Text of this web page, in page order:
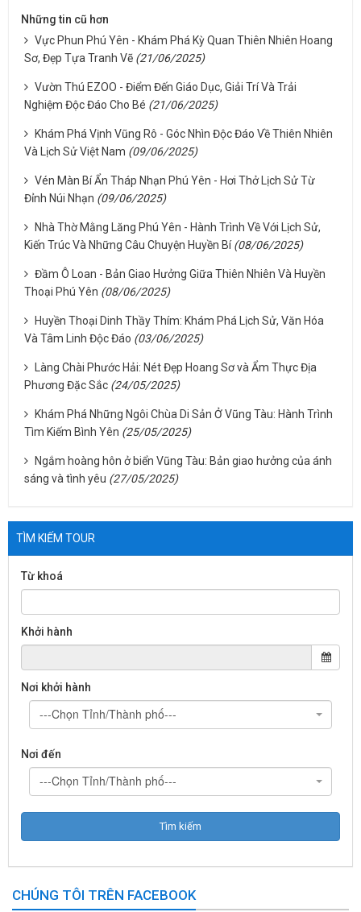
Những tin cũ hơn
Vực Phun Phú Yên - Khám Phá Kỳ Quan Thiên Nhiên Hoang
Sơ, Đẹp Tựa Tranh Vẽ (21/06/2025)
Vườn Thú EZOO - Điểm Đến Giáo Dục, Giải Trí Và Trải
Nghiệm Độc Đáo Cho Bé (21/06/2025)
Khám Phá Vịnh Vũng Rô - Góc Nhìn Độc Đáo Về Thiên Nhiên
Và Lịch Sử Việt Nam (09/06/2025)
Vén Màn Bí Ẩn Tháp Nhạn Phú Yên - Hơi Thở Lịch Sử Từ
Đỉnh Núi Nhạn (09/06/2025)
Nhà Thờ Mằng Lăng Phú Yên - Hành Trình Về Với Lịch Sử,
Kiến Trúc Và Những Câu Chuyện Huyền Bí (08/06/2025)
Đầm Ô Loan - Bản Giao Hưởng Giữa Thiên Nhiên Và Huyền
Thoại Phú Yên (08/06/2025)
Huyền Thoại Dinh Thầy Thím: Khám Phá Lịch Sử, Văn Hóa
Và Tâm Linh Độc Đáo (03/06/2025)
Làng Chài Phước Hải: Nét Đẹp Hoang Sơ và Ẩm Thực Địa
Phương Đặc Sắc (24/05/2025)
Khám Phá Những Ngôi Chùa Di Sản Ở Vũng Tàu: Hành Trình
Tìm Kiếm Bình Yên (25/05/2025)
Ngắm hoàng hôn ở biển Vũng Tàu: Bản giao hưởng của ánh
sáng và tình yêu (27/05/2025)
TÌM KIẾM TOUR
Từ khoá
Khởi hành
Nơi khởi hành
---Chọn Tỉnh/Thành phố---
Nơi đến
---Chọn Tỉnh/Thành phố---
CHÚNG TÔI TRÊN FACEBOOK